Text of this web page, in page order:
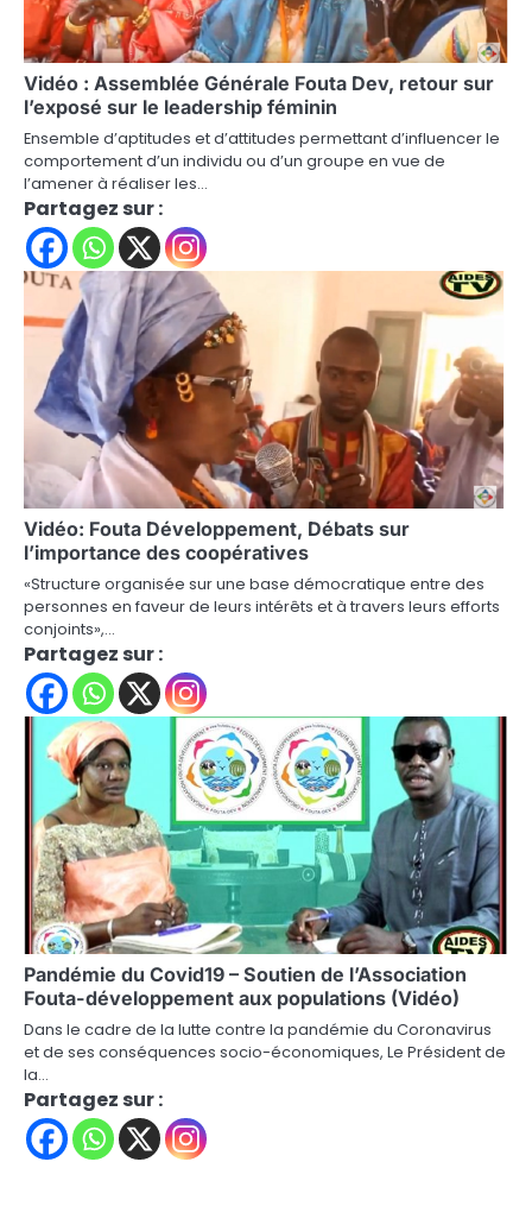
Vidéo : Assemblée Générale Fouta Dev, retour sur
l’exposé sur le leadership féminin
Ensemble d’aptitudes et d’attitudes permettant d’influencer le
comportement d’un individu ou d’un groupe en vue de
l’amener à réaliser les…
Partagez sur :
Vidéo: Fouta Développement, Débats sur
l’importance des coopératives
«Structure organisée sur une base démocratique entre des
personnes en faveur de leurs intérêts et à travers leurs efforts
conjoints»,…
Partagez sur :
Pandémie du Covid19 – Soutien de l’Association
Fouta-développement aux populations (Vidéo)
Dans le cadre de la lutte contre la pandémie du Coronavirus
et de ses conséquences socio-économiques, Le Président de
la…
Partagez sur :